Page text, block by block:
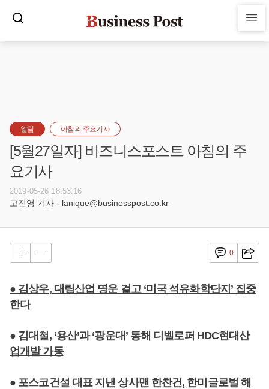
알림 아침의 주요기사
[5월27일자] 비즈니스포스트 아침의 주
요기사
2019-05-26 18:53:16
고진영 기자 - lanique@businesspost.co.kr
0
● 김상우, 대림산업 명운 걸고 ‘미국 석유화학단지’ 집중
한다
● 김대철, ‘용산’과 ‘광운대’ 통해 디벨로퍼 HDC현대산
업개발 가동
● 포스코건설 대표 지낸 상사맨 한찬건, 한미글로벌 해